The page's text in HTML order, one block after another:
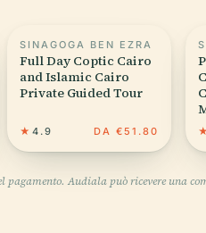
SINAGOGA BEN EZRA
Full Day Coptic Cairo
and Islamic Cairo
Private Guided Tour
★ 4.9 DA €51.80 ★
Audiala può ricevere una